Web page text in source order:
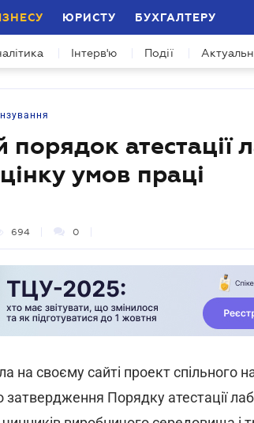
ЮРИСТУ БУХГАЛТЕРУ
Інтерв'ю Події
порядок атестації
умов праці
694 0
на своєму сайті проект спільного
Порядку атестації